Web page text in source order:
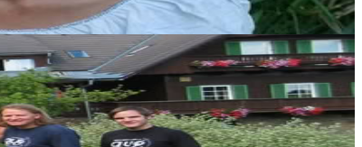
alberi proposto da Quo-Vadis offre un modo....